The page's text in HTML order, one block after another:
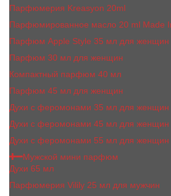
Парфюмерия Kreasyon 20ml
Парфюмированное масло 20 ml Made
Парфюм Apple Style 35 мл для женщин
Парфюм 30 мл для женщин
Компактный парфюм 40 мл
Парфюм 45 мл для женщин
Духи с феромонами 35 мл для женщин
Духи с феромонами 45 мл для женщин
Духи с феромонами 55 мл для женщин
Мужской мини парфюм
Духи 65 мл
Парфюмерия Vilily 25 мл для мужчин